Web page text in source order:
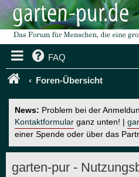
FAQ
Foren-Übersicht
News: Problem bei der
Kontaktformular ganz unten! |
einer Spende oder über das
garten-pur -